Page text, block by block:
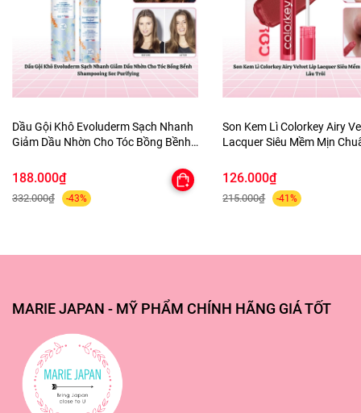
Dầu Gội Khô Evoluderm Sạch Nhanh
Giảm Dầu Nhờn Cho Tóc Bồng Bềnh
188.000₫
332.000₫ -43%
Son Kem Lì Colorkey Airy
Lacquer Siêu Mềm Mịn
126.000₫
215.000₫ -41%
MARIE JAPAN - MỸ PHẨM CHÍNH HÃNG GIÁ TỐT